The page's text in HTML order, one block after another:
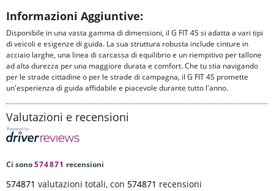
Informazioni Aggiuntive:
Disponibile in una vasta gamma di dimensioni, il G FIT 4S si adatta a vari tipi
di veicoli e esigenze di guida. La sua struttura robusta include cinture in
acciaio larghe, una linea di carcassa di equilibrio e un riempitivo per tallone
ad alta durezza per una maggiore durata e comfort. Che tu stia navigando
per le strade cittadine o per le strade di campagna, il G FIT 4S promette
un'esperienza di guida affidabile e piacevole durante tutto l'anno.
Valutazioni e recensioni
Ci sono574871 recensioni
574871 valutazioni totali, con 574871 recensioni